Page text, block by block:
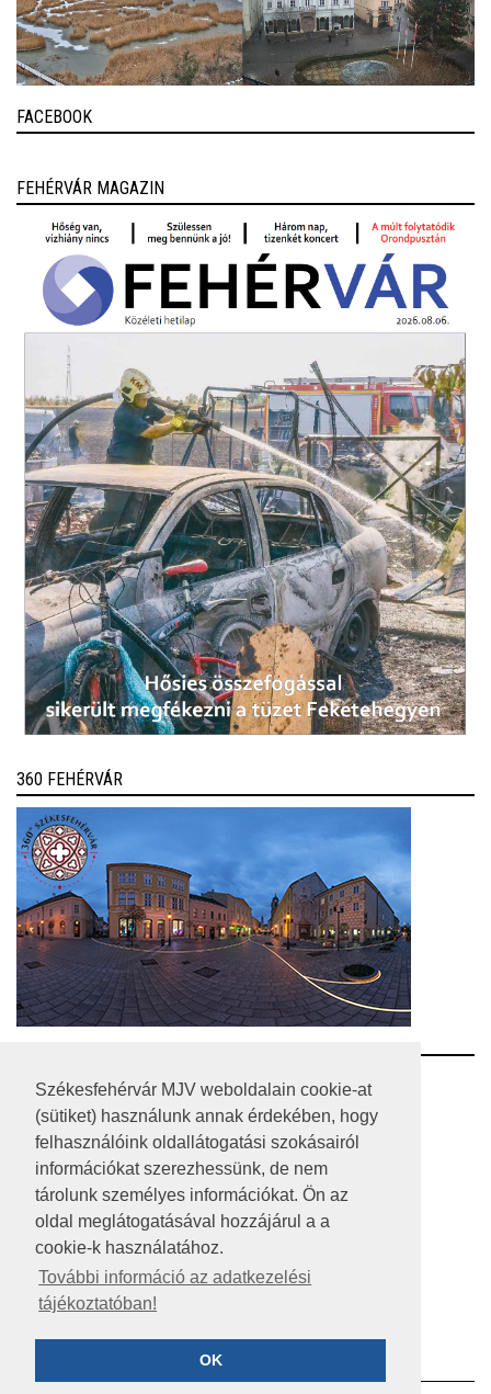
Székesfehérvár MJV weboldalain cookie-at
(sütiket) használunk annak érdekében, hogy
felhasználóink oldallátogatási szokásairól
információkat szerezhessünk, de nem
tárolunk személyes információkat. Ön az
oldal meglátogatásával hozzájárul a a
cookie-k használatához.
További információ az adatkezelési
tájékoztatóban!
OK
FACEBOOK
FEHÉRVÁR MAGAZIN
360 FEHÉRVÁR
RSS
A HONLAP 2017.03.31-I ÁLLAPOTA
JOGI NYILATKOZAT
IMPRESSZUM
KÖZÉRDEKŰ ADATOK